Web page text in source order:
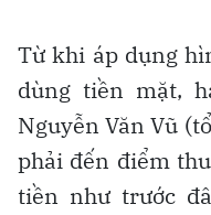
Từ khi áp dụng
dùng tiền mặt,
Nguyễn Văn Vũ
phải đến điểm
tiền như trước